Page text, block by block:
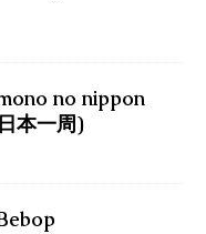
no nippon
本一周)